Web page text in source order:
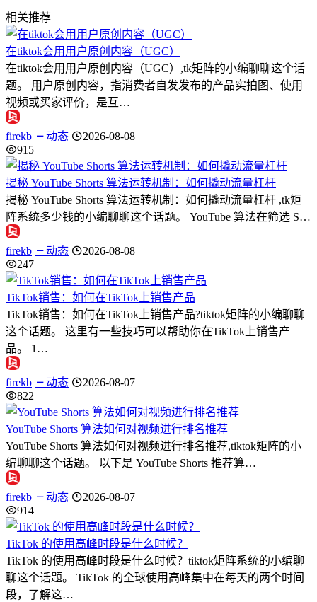
相关推荐
在tiktok会用用户原创内容（UGC）
在tiktok会用用户原创内容（UGC）,tk矩阵的小编聊聊这个话
题。 用户原创内容，指消费者自发发布的产品实拍图、使用
视频或买家评价，是互…
firekb 动态
2026-08-08
915
揭秘 YouTube Shorts 算法运转机制：如何撬动流量杠杆
揭秘 YouTube Shorts 算法运转机制：如何撬动流量杠杆 ,tk矩
阵系统多少钱的小编聊聊这个话题。 YouTube 算法在筛选 S…
firekb 动态
2026-08-08
247
TikTok销售：如何在TikTok上销售产品
TikTok销售：如何在TikTok上销售产品?tiktok矩阵的小编聊聊
这个话题。 这里有一些技巧可以帮助你在TikTok上销售产
品。 1…
firekb 动态
2026-08-07
822
YouTube Shorts 算法如何对视频进行排名推荐
YouTube Shorts 算法如何对视频进行排名推荐,tiktok矩阵的小
编聊聊这个话题。 以下是 YouTube Shorts 推荐算…
firekb 动态
2026-08-07
914
TikTok 的使用高峰时段是什么时候？
TikTok 的使用高峰时段是什么时候？tiktok矩阵系统的小编聊
聊这个话题。 TikTok 的全球使用高峰集中在每天的两个时间
段，了解这…